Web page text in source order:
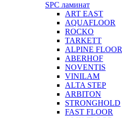
SPC ламинат
ART EAST
AQUAFLOOR
ROCKO
TARKETT
ALPINE FLOOR
ABERHOF
NOVENTIS
VINILAM
ALTA STEP
ARBITON
STRONGHOLD
FAST FLOOR